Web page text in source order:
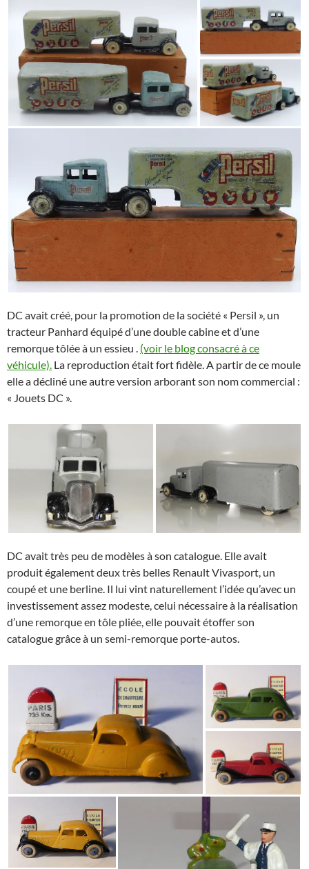
DC avait créé, pour la promotion de la société « Persil », un
tracteur Panhard équipé d’une double cabine et d’une
remorque tôlée à un essieu . (voir le blog consacré à ce
véhicule). La reproduction était fort fidèle. A partir de ce moule
elle a décliné une autre version arborant son nom commercial :
« Jouets DC ».
DC avait très peu de modèles à son catalogue. Elle avait
produit également deux très belles Renault Vivasport, un
coupé et une berline. Il lui vint naturellement l’idée qu’avec un
investissement assez modeste, celui nécessaire à la réalisation
d’une remorque en tôle pliée, elle pouvait étoffer son
catalogue grâce à un semi-remorque porte-autos.